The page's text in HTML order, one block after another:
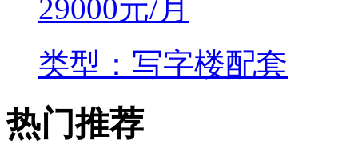
29000元/月
类型：写字楼配套
热门推荐